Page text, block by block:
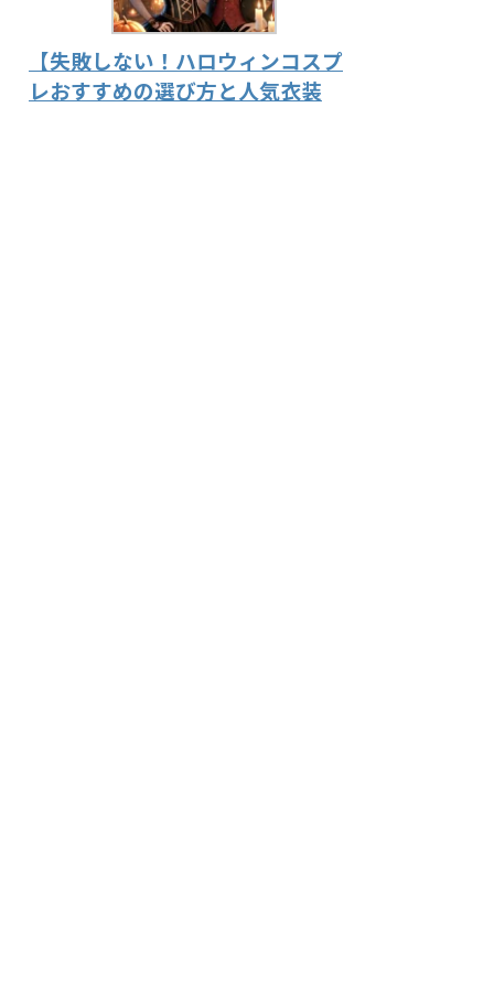
【失敗しない！ハロウィンコスプ
レおすすめの選び方と人気衣装